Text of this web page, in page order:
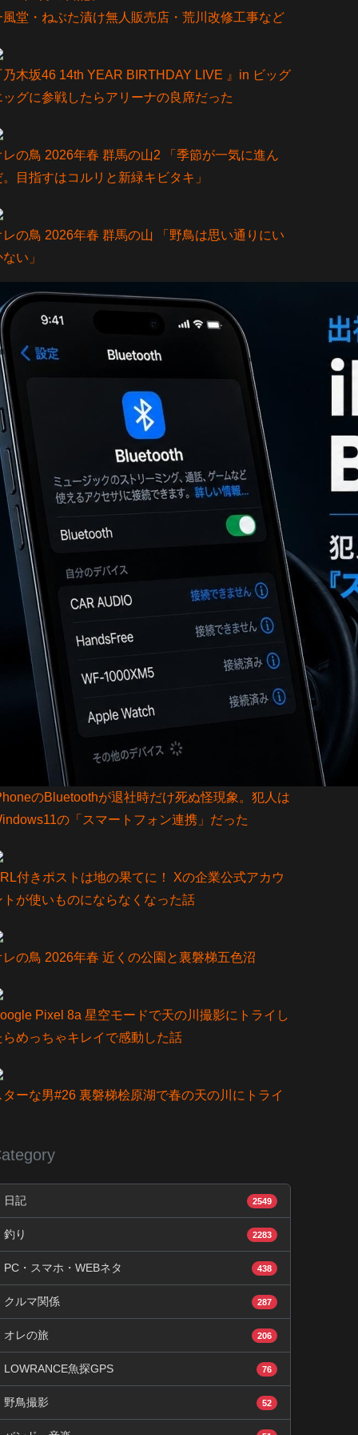
風堂・ねぶた漬け無人販売店・荒川改修工事など
乃⽊坂46 14th YEAR BIRTHDAY LIVE 』in ビッグ
ッグに参戦したらアリーナの良席だった
レの鳥 2026年春 群馬の山2 「季節が一気に進ん
。目指すはコルリと新緑キビタキ」
レの鳥 2026年春 群馬の山 「野鳥は思い通りにい
い」
のBluetoothが退社時だけ死ぬ怪現象。犯人は
の「スマートフォン連携」だった
付きポストは地の果てに！ Xの企業公式アカウ
トが使いものにならなくなった話
レの鳥 2026年春 近くの公園と裏磐梯五色沼
Pixel 8a 星空モードで天の川撮影にトライし
らめっちゃキレイで感動した話
ターな男#26 裏磐梯桧原湖で春の天の川にトライ
日記 2549
釣り 2283
PC・スマホ・WEBネタ 438
クルマ関係 287
オレの旅 206
LOWRANCE魚探GPS 76
野鳥撮影 52